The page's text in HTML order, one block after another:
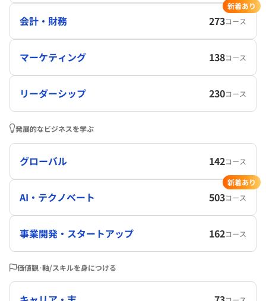
会計・財務 273コース
新着あり
マーケティング 138コース
リーダーシップ 230コース
発展的なビジネスを学ぶ
グローバル 142コース
AI・テクノベート 503コース
新着あり
事業開発・スタートアップ 162コース
価値観･軸/スキルを身につける